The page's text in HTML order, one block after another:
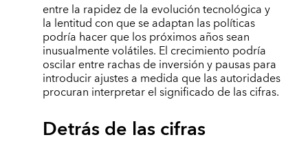
entre la rapidez de la evolución tecnológica y
la lentitud con que se adaptan las políticas
podría hacer que los próximos años sean
inusualmente volátiles. El crecimiento podría
oscilar entre rachas de inversión y pausas para
introducir ajustes a medida que las autoridades
procuran interpretar el significado de las cifras.
Detrás de las cifras